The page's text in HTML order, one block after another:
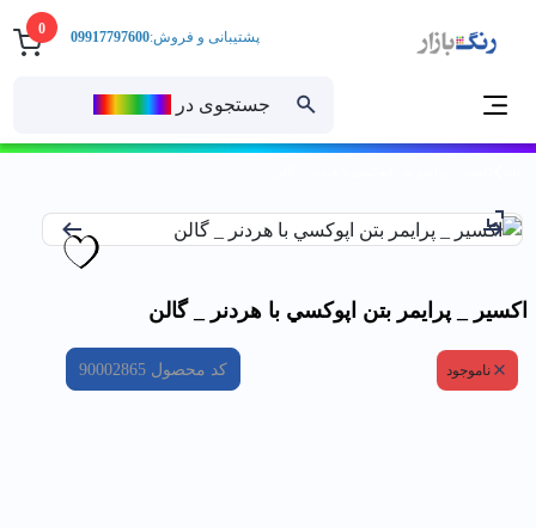
0
جستجوی در
پشتیبانی و فروش:09917797600
اكسير _ پرايمر بتن اپوكسي با هردنر _ گالن
ناموجود کد محصول 90002865